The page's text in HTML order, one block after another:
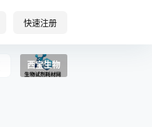
快速注册
西宝生物